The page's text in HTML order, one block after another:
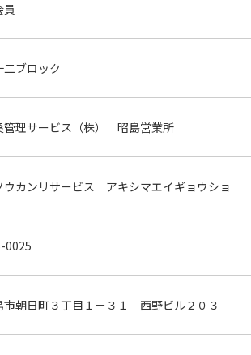
員
二ブロック
管理サービス（株） 昭島営業所
ウカンリサービス アキシマエイギョウショ
0025
市朝日町３丁目１－３１ 西野ビル２０３